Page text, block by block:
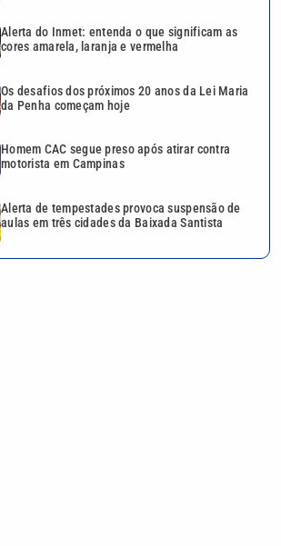
Alerta do Inmet: entenda o que significam as
cores amarela, laranja e vermelha
Os desafios dos próximos 20 anos da Lei Maria
da Penha começam hoje
Homem CAC segue preso após atirar contra
motorista em Campinas
Alerta de tempestades provoca suspensão de
aulas em três cidades da Baixada Santista